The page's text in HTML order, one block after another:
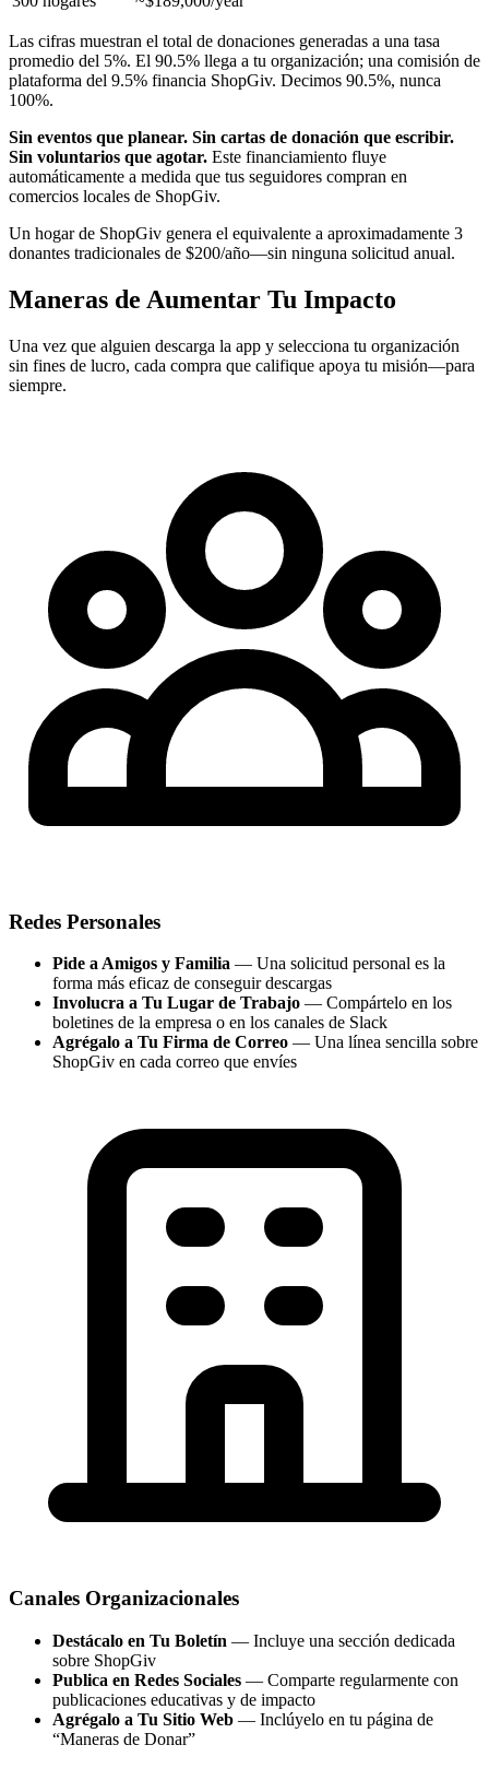
Las cifras muestran el total de donaciones generadas a una tasa
promedio del 5%. El 90.5% llega a tu organización; una comisión de
plataforma del 9.5% financia ShopGiv. Decimos 90.5%, nunca
100%.
Sin eventos que planear. Sin cartas de donación que escribir.
Sin voluntarios que agotar. Este financiamiento fluye
automáticamente a medida que tus seguidores compran en
comercios locales de ShopGiv.
Un hogar de ShopGiv genera el equivalente a aproximadamente 3
donantes tradicionales de $200/año—sin ninguna solicitud anual.
Maneras de Aumentar Tu Impacto
Una vez que alguien descarga la app y selecciona tu organización
sin fines de lucro, cada compra que califique apoya tu misión—para
siempre.
Redes Personales
Pide a Amigos y Familia — Una solicitud personal es la
forma más eficaz de conseguir descargas
Involucra a Tu Lugar de Trabajo — Compártelo en los
boletines de la empresa o en los canales de Slack
Agrégalo a Tu Firma de Correo — Una línea sencilla sobre
ShopGiv en cada correo que envíes
Canales Organizacionales
Destácalo en Tu Boletín — Incluye una sección dedicada
sobre ShopGiv
Publica en Redes Sociales — Comparte regularmente con
publicaciones educativas y de impacto
Agrégalo a Tu Sitio Web — Inclúyelo en tu página de
“Maneras de Donar”